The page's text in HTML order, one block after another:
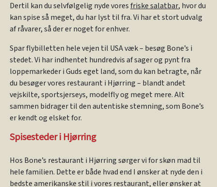
Dertil kan du selvfølgelig nyde voresfriske salatbar, hvor du
kan spise så meget, du har lyst til fra. Vi har et stort udvalg
af råvarer, så der er noget for enhver.
Spar flybilletten hele vejen til USA væk – besøg Bone’s i
stedet. Vi har indhentet hundredvis af sager og pynt fra
loppemarkeder i Guds eget land, som du kan betragte, når
du besøger vores restaurant i Hjørring – blandt andet
vejskilte, sportsjerseys, modelfly og meget mere. Alt
sammen bidrager til den autentiske stemning, som Bone’s
er kendt og elsket for.
Spisesteder i Hjørring
Hos Bone’s restaurant i Hjørring sørger vi for skøn mad til
hele familien. Dette er både hvad end I ønsker at nyde den i
bedste amerikanske stil i vores restaurant, eller ønsker at